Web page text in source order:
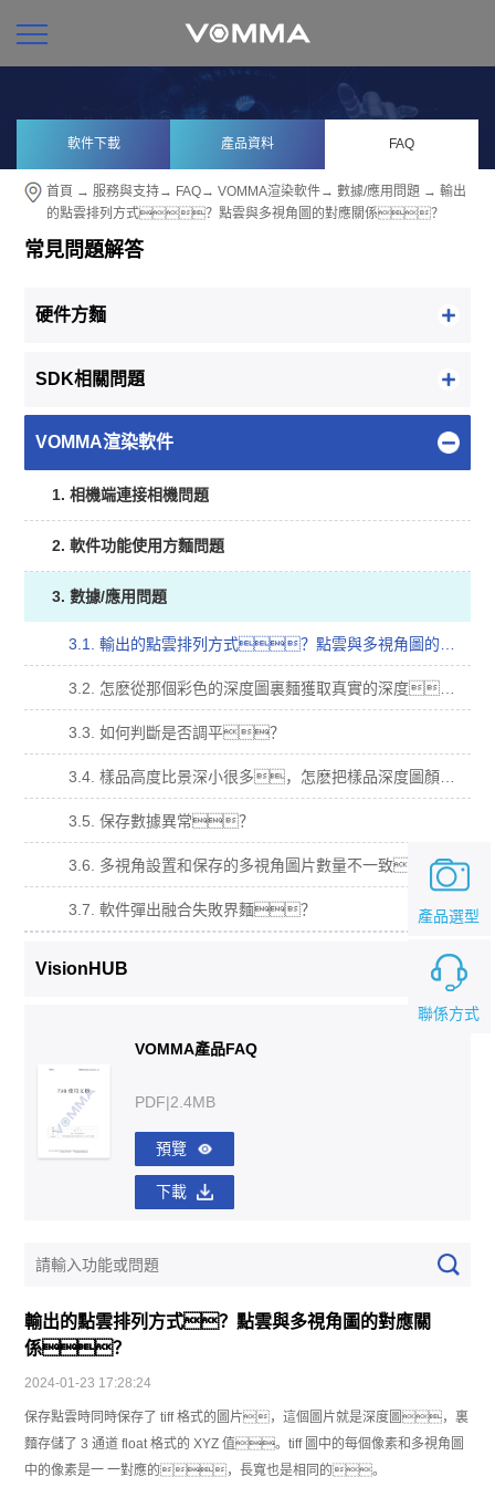
軟件下載 產品資料 FAQ
首頁 →服務與支持→ FAQ→VOMMA渲染軟件→數據/應用問題 → 輸出
的點雲排列方式？點雲與多視角圖的對應關係？
常見問題解答
硬件方麵
SDK相關問題
VOMMA渲染軟件
1. 相機端連接相機問題
2. 軟件功能使用方麵問題
3. 數據/應用問題
3.1. 輸出的點雲排列方式？點雲與多視角圖的對應關係？
3.2. 怎麽從那個彩色的深度圖裏麵獲取真實的深度？
3.3. 如何判斷是否調平？
3.4. 樣品高度比景深小很多，怎麽把樣品深度圖顏色更加明顯？
3.5. 保存數據異常？
3.6. 多視角設置和保存的多視角圖片數量不一致？
3.7. 軟件彈出融合失敗界麵？
VisionHUB
VOMMA產品FAQ
PDF|2.4MB
預覽
下載
輸出的點雲排列方式？點雲與多視角圖的對應關
係？
2024-01-23 17:28:24
保存點雲時同時保存了 tiff 格式的圖片，這個圖片就是深度圖，裏
麵存儲了 3 通道 float 格式的 XYZ 值。tiff 圖中的每個像素和多視角圖
中的像素是一 一對應的，長寬也是相同的。
聯係方式
產品選型